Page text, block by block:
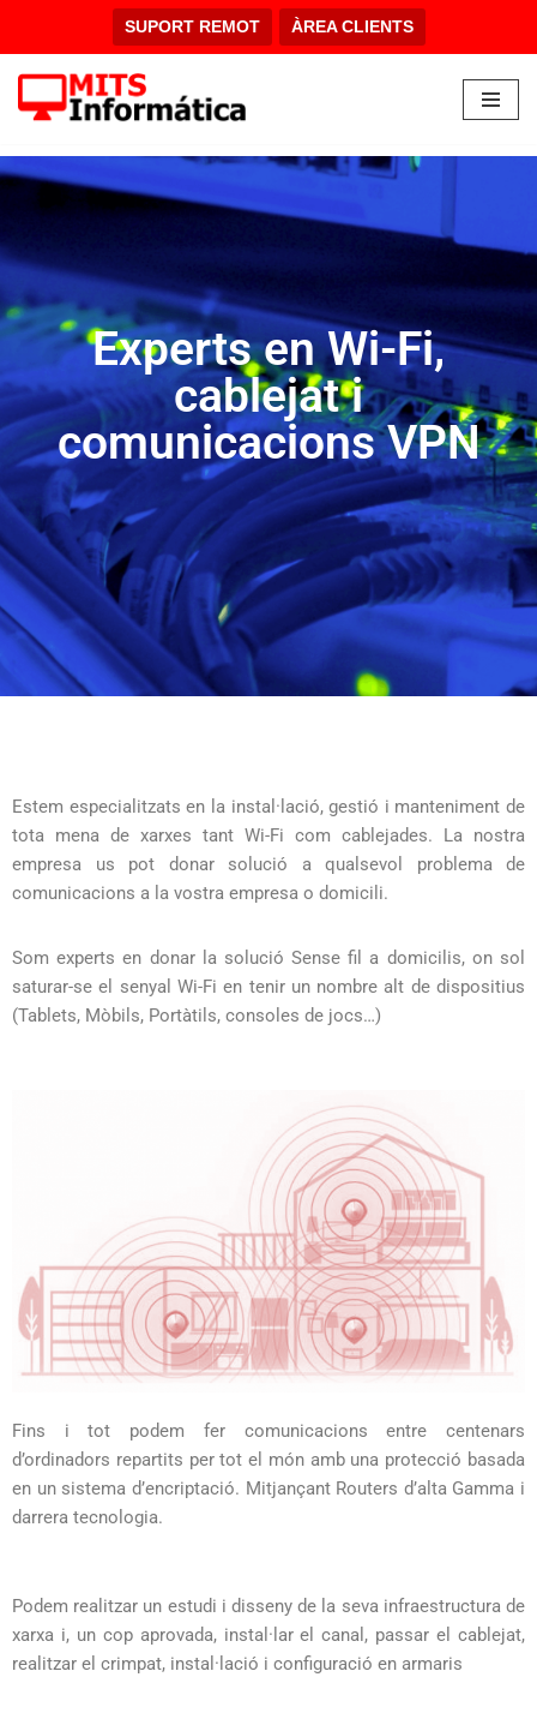
contingut
SUPORT REMOT ÀREA CLIENTS
Experts en Wi-Fi,
cablejat i
comunicacions VPN
Estem especialitzats en la instal·lació, gestió i manteniment de
tota mena de xarxes tant Wi-Fi com cablejades. La nostra
empresa us pot donar solució a qualsevol problema de
comunicacions a la vostra empresa o domicili.
Som experts en donar la solució Sense fil a domicilis, on sol
saturar-se el senyal Wi-Fi en tenir un nombre alt de dispositius
(Tablets, Mòbils, Portàtils, consoles de jocs…)
Fins i tot podem fer comunicacions entre centenars
d’ordinadors repartits per tot el món amb una protecció basada
en un sistema d’encriptació. Mitjançant Routers d’alta Gamma i
darrera tecnologia.
Podem realitzar un estudi i disseny de la seva infraestructura de
xarxa i, un cop aprovada, instal·lar el canal, passar el cablejat,
realitzar el crimpat, instal·lació i configuració en armaris